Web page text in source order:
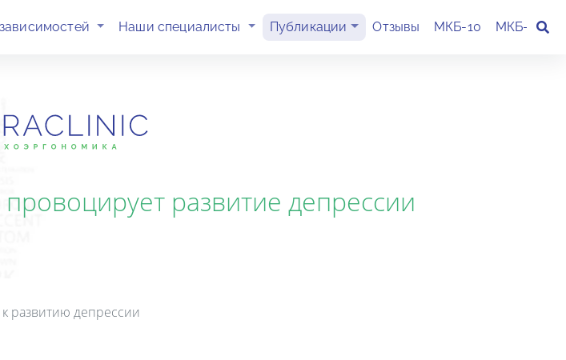
(current)Наши специалисты (current)Публикации Отзывы МКБ-10 МКБ-11
развитие депрессии
развитию депрессии